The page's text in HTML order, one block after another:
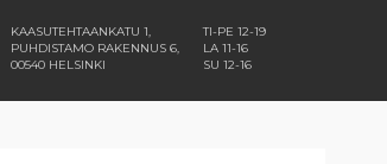
TI-PE 12-19
LA 11-16
SU 12-16
KAASUTEHTAANKATU 1,
PUHDISTAMO RAKENNUS 6,
00540 HELSINKI